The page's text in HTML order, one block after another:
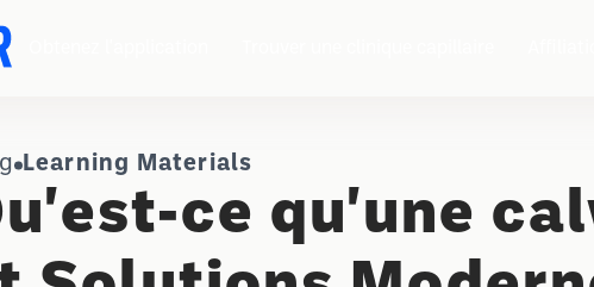
Learning Materials
ce qu'une